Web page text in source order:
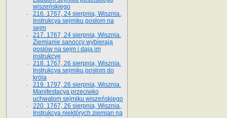
wiszeńskiego
216. 1767, 24 sierpnia, Wisznia.
Instrukcya sejmiku posłom na
sejm
217. 1767, 24 sierpnia, Wisznia.
Ziemianie sanoccy wybierają
posłów na sejm i dają im
instrukcyę
218. 1767, 26 sierpnia, Wisznia.
Instrukcya sejmiku posłom do
króla
219. 1797, 26 sierpnia, Wisznia.
Manifestacya przeciwko
uchwałom sejmiku wiszeńskiego
220. 1767, 26 sierpnia, Wisznia.
Instrukcya niektórych ziemian na